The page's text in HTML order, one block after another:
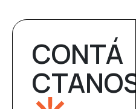
CONTÁ
CTANOS